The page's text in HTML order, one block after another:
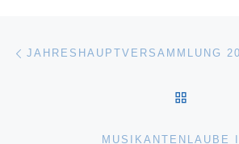
Beitragsnavigation
JAHRESHAUPTVERSAMMLUNG
MUSIKANTENLAUBE